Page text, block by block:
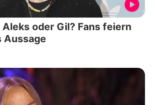
oder Gil? Fans feiern
Aussage